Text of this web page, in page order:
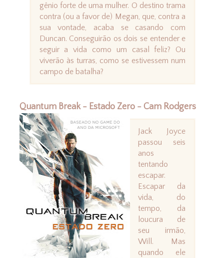
gênio forte de uma mulher. O destino trama
contra (ou a favor de) Megan, que, contra a
sua vontade, acaba se casando com
Duncan. Conseguirão os dois se entender e
seguir a vida como um casal feliz? Ou
viverão às turras, como se estivessem num
campo de batalha?
Quantum Break - Estado Zero - Cam Rodgers
Jack Joyce
passou seis
anos
tentando
escapar.
Escapar da
vida, do
tempo, da
loucura de
seu irmão,
Will. Mas
quando ele